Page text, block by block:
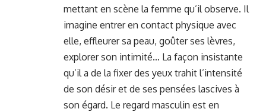
mettant en scène la femme qu’il observe. Il
imagine entrer en contact physique avec
elle, effleurer sa peau, goûter ses lèvres,
explorer son intimité… La façon insistante
qu’il a de la fixer des yeux trahit l’intensité
de son désir et de ses pensées lascives à
son égard. Le regard masculin est en